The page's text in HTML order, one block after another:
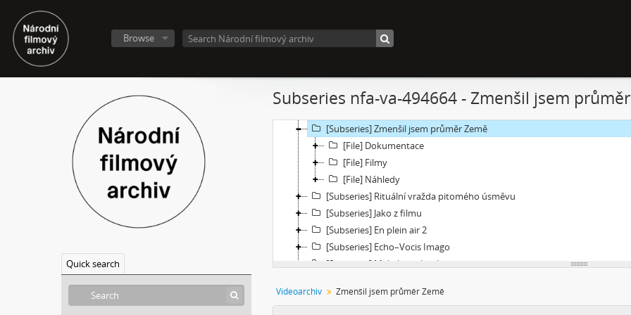
Browse
Quick search
Subseries nfa-va-494664 - Zmenšil jsem
[Subseries] Prohnutá dlažba
[Subseries] Už nikdy tenhle balvan
[Subseries] Můj osobní „nekonečný“ vektor
[Subseries] Metrofilm
[Subseries] Zmenšil jsem průměr Země
[File] Dokumentace
[File] Filmy
[File] Náhledy
[Subseries] Rituální vražda pitomého úsměvu
[Subseries] Jako z filmu
[Subseries] En plein air 2
[Subseries] Echo–Vocis Imago
[Subseries] Malinko nakouknout
[Subseries] Prut
Videoarchiv Zmenšil jsem průměr Země